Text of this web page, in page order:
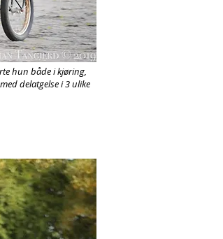
hun både i kjøring,
delatgelse i 3 ulike